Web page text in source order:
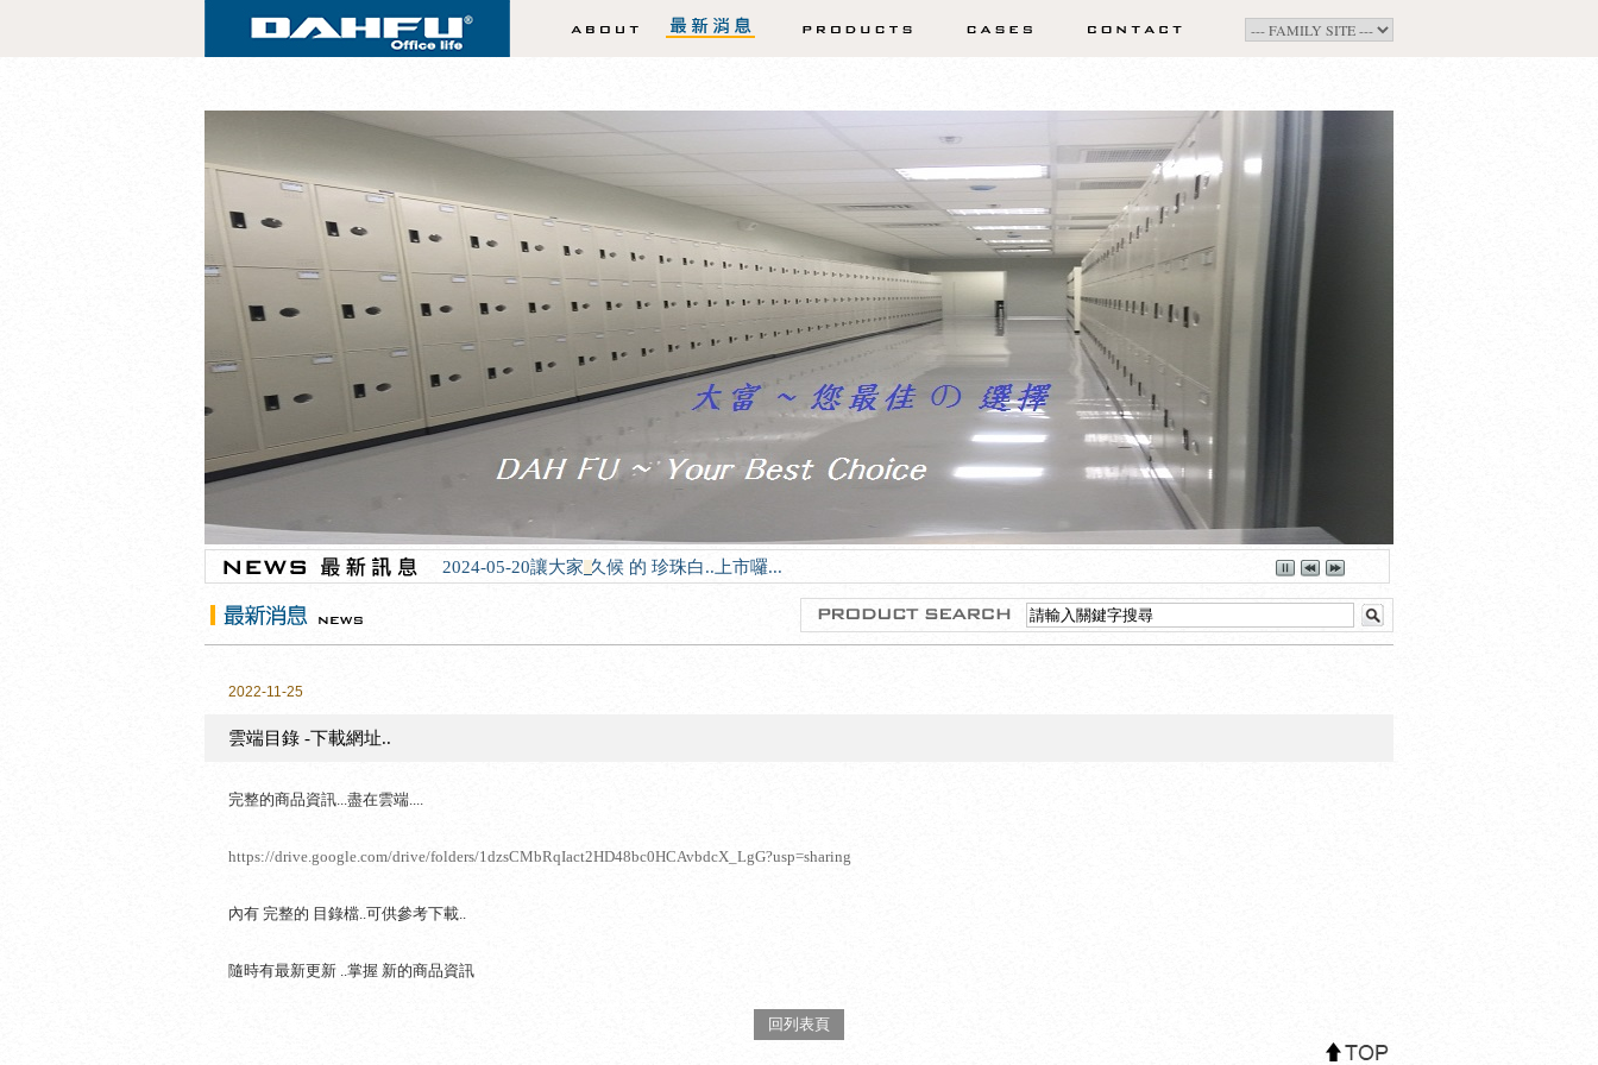
2024-05-20讓大家 久候 的 珍珠白..上市囉...
2022-11-25
雲端目錄 -下載網址..
完整的商品資訊...盡在雲端....
https://drive.google.com/drive/folders/1dzsCMbRqIact2HD48bc0HCAvbdcX_LgG?usp=sharing
內有 完整的 目錄檔..可供參考下載..
隨時有最新更新 ..掌握 新的商品資訊
回列表頁